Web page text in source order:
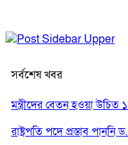
সর্বশেষ খবর
মন্ত্রীদের বেতন হওয়া
রাষ্ট্রপতি পদে প্রস্তাব